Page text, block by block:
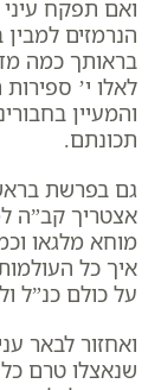
ואם תפקח
הנרמזים
בראותך כמה
לאלו י’
והמעיין
תכונתם.
גם בפרשת
אצטריך קב”ה
מוחא מלגאו
איך כל
על כולם כנ”ל
ואחזור לבאר
שנאצלו טרם